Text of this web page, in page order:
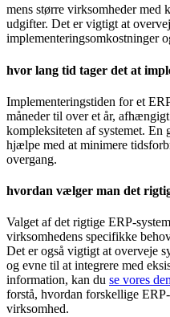
mens større virksomheder med
udgifter. Det er vigtigt at
implementeringsomkostninger
hvor lang tid tager det at
Implementeringstiden for et
måneder til over et år,
kompleksiteten af systemet.
hjælpe med at minimere
overgang.
hvordan vælger man det
Valget af det rigtige ERP-
virksomhedens specifikke
Det er også vigtigt at overveje
og evne til at integrere med
information, kan du se vores
forstå, hvordan forskellige
virksomhed.